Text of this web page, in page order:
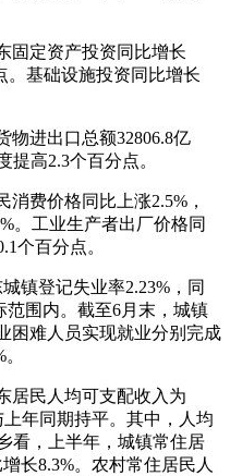
固定资产投资同比增长
。基础设施投资同比增长
物进出口总额32806.8亿
提高2.3个百分点。
费价格同比上涨2.5%，
。工业生产者出厂价格同
个百分点。
镇登记失业率2.23%，同
范围内。截至6月末，城镇
困难人员实现就业分别完成
居民人均可支配收入为
上年同期持平。其中，人均
看，上半年，城镇常住居
长8.3%。农村常住居民人